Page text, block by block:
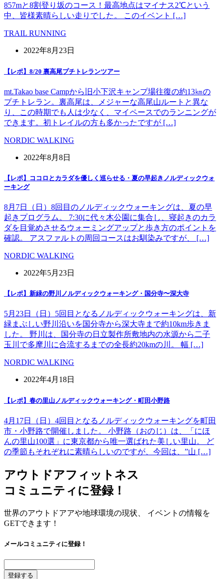
857mと8割登り坂のコース！最高地点はマイナス2℃という
中、皆様素晴らしい走りでした。 このイベント […]
TRAIL RUNNING
2022年8月23日
【レポ】8/20 裏高尾プチトレランツアー
mt.Takao base Campから旧小下沢キャンプ場往復の約13㎞の
プチトレラン。裏高尾は、メジャーな高尾山ルートと異な
り、この時期でも人は少なく、マイペースでのランニングが
できます。初トレイルの方も多かったですが […]
NORDIC WALKING
2022年8月8日
【レポ】ココロとカラダを優しく巡らせる・夏の早起きノルディックウォ
ーキング
8月7日（日）8回目のノルディックウォーキングは、夏の早
起きプログラム。 7:30に代々木公園に集合し、寝起きのカラ
ダを目覚めさせるウォーミングアップと歩き方のポイントを
確認。 アスファルトの周回コースはお馴染みですが、 […]
NORDIC WALKING
2022年5月23日
【レポ】新緑の野川ノルディックウォーキング・国分寺〜深大寺
5月23日（日）5回目となるノルディックウォーキングは、新
緑まぶしい野川沿いを国分寺から深大寺まで約10km歩きま
した。 野川は、国分寺の日立製作所敷地内の水源から二子
玉川で多摩川に合流するまでの全長約20kmの川。 幅 […]
NORDIC WALKING
2022年4月18日
【レポ】春の里山ノルディックウォーキング・町田小野路
4月17日（日）4回目となるノルディックウォーキングを町田
市・小野路で開催しました。 小野路（おのじ）は、「にほ
んの里山100選」に東京都から唯一選ばれた美しい里山。 ど
の季節もそれぞれに素晴らしいのですが、今回は、”山 […]
アウトドアフィットネス
コミュニティに登録！
世界のアウトドアアや地球環境の現状、 イベントの情報を
GETできます！
メールコミュニティに登録！